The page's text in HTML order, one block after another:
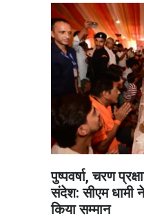
पुष्पवर्षा, चरण
संदेश: सीएम धामी
किया सम्मान